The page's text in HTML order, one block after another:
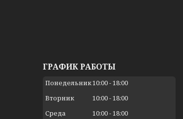
ГРАФИК РАБОТЫ
Понедельник10:00 18:00
Вторник
10:00 18:00
Среда
10:00 18:00